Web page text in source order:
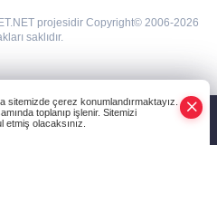
projesidir Copyright© 2006-2026
saklıdır.
sitemizde çerez konumlandırmaktayız.
toplanıp işlenir. Sitemizi
olacaksınız.